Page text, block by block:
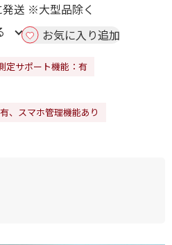
送 ※大型品除く
お気に入り追加
定サポート機能：有
、スマホ管理機能あり